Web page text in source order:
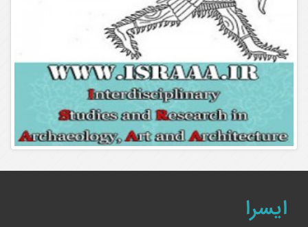
ایسرا